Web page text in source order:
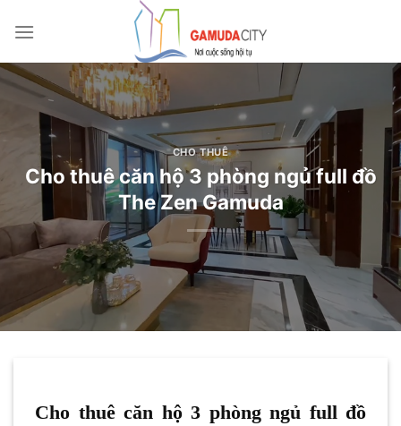
qua
dung
CHO THUÊ
Cho thuê căn hộ 3 phòng ngủ full đồ
The Zen Gamuda
Cho thuê căn hộ 3 phòng ngủ full đồ